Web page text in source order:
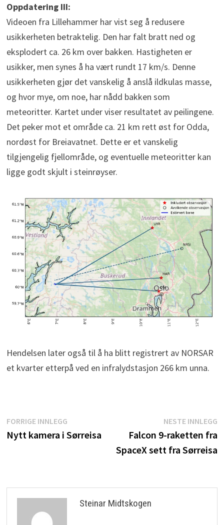
Oppdatering III:
Videoen fra Lillehammer har vist seg å redusere
usikkerheten betraktelig. Den har falt bratt ned og
eksplodert ca. 26 km over bakken. Hastigheten er
usikker, men synes å ha vært rundt 17 km/s. Denne
usikkerheten gjør det vanskelig å anslå ildkulas masse,
og hvor mye, om noe, har nådd bakken som
meteoritter. Kartet under viser resultatet av peilingene.
Det peker mot et område ca. 21 km rett øst for Odda,
nordøst for Breiavatnet. Dette er et vanskelig
tilgjengelig fjellområde, og eventuelle meteoritter kan
ligge godt skjult i steinrøyser.
Hendelsen later også til å ha blitt registrert av NORSAR
et kvarter etterpå ved en infralydstasjon 266 km unna.
Innleggsnavigasjon
FORRIGE INNLEGGForrige
innlegg:
Nytt kamera i Sørreisa
NESTE INNLEGG
Falcon 9-raketten fra
SpaceX sett fra Sørreisa
Steinar Midtskogen